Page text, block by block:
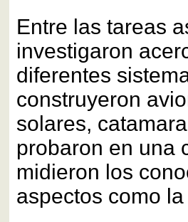
Entre las tareas
investigaron
diferentes
construyeron
solares,
probaron en una
midieron los
aspectos como